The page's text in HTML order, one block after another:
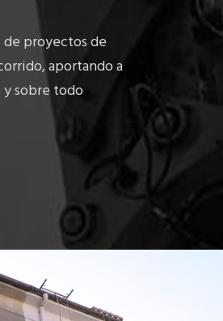
de proyectos de
aportando a
sobre todo